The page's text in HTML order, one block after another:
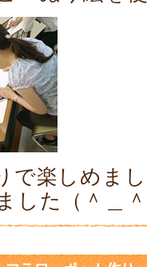
で楽しめま
した（＾＿